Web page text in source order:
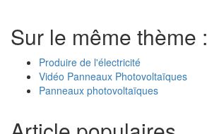
Sur le même thème :
Produire de l'électricité
Vidéo Panneaux Photovoltaïques
Panneaux photovoltaïques